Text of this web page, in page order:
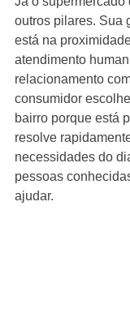
outros pilares. Sua
está na
atendimento
relacionamento
consumidor
bairro porque está
resolve
necessidades do
pessoas
ajudar.